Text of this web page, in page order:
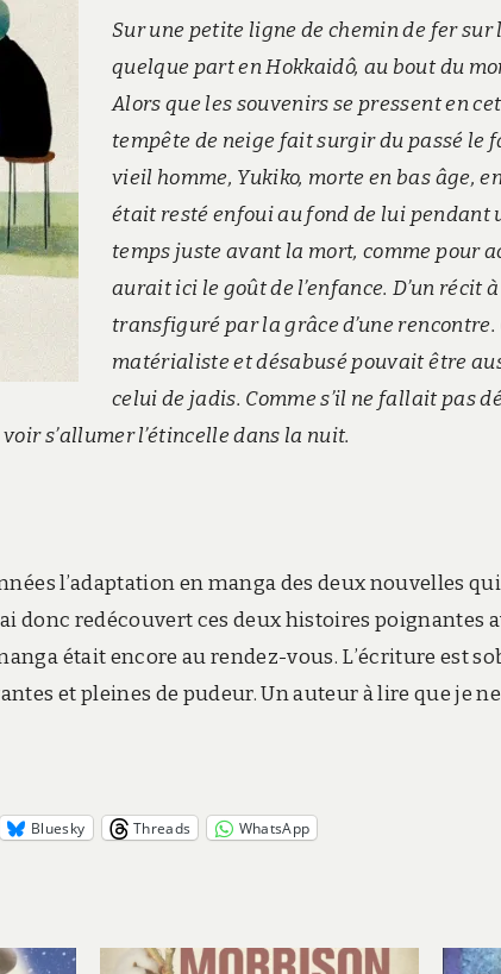
Sur une petite ligne de chemin de fer sur
quelque part en Hokkaidô, au bout du
Alors que les souvenirs se pressent en
tempête de neige fait surgir du passé le
vieil homme, Yukiko, morte en bas âge,
était resté enfoui au fond de lui pendant
temps juste avant la mort, comme pour
aurait ici le goût de l’enfance. D’un récit
transfiguré par la grâce d’une rencontre.
matérialiste et désabusé pouvait être
celui de jadis. Comme s’il ne fallait pas
s’allumer l’étincelle dans la nuit.
l’adaptation en manga des deux nouvelles
donc redécouvert ces deux histoires poignantes
était encore au rendez-vous. L’écriture est
et pleines de pudeur. Un auteur à lire que je
Bluesky Threads WhatsApp